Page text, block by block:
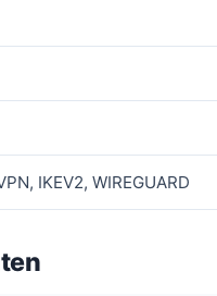
IKEV2, WIREGUARD